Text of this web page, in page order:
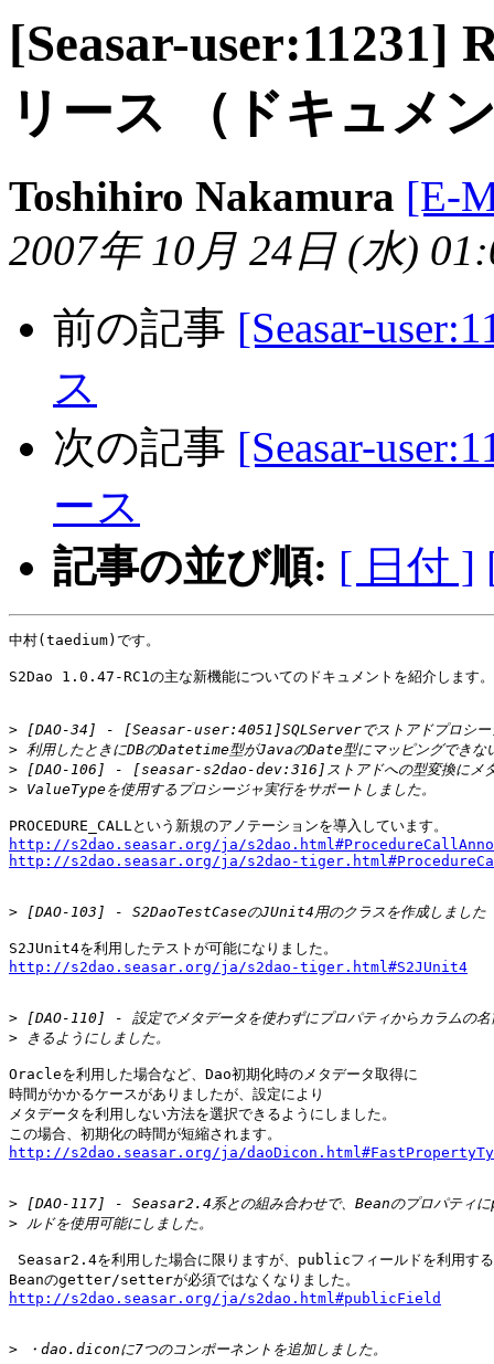
[Seasar-user:11231]
リース （ドキュメ
Toshihiro Nakamura [E-
2007年 10月 24日 (水)
前の記事 [Seasar-
ス
次の記事 [Seasar-
ース
記事の並び順: [ 日付 ]
中村(taedium)です。
S2Dao 1.0.47-RC1の主な新機能についてのドキュメントを紹介します。
>
>
>
>
http://s2dao.seasar.org/ja/
http://s2dao.seasar.org/ja/s2dao-
>
http://s2dao.seasar.org/ja/s2dao-tiger.html#S2JUnit4
>
>
Oracleを利用した場合など、Dao初期化時のメタデータ取得に
時間がかかるケースがありましたが、設定により
メタデータを利用しない方法を選択できるようにしました。
http://s2dao.seasar.org/ja/
>
>
Seasar2.4を利用した場合に限りますが、publicフィールドを利用す
http://s2dao.seasar.org/ja/s2dao.html#publicField
>